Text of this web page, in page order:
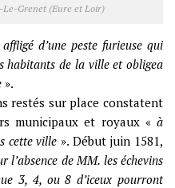
Grenet (Eure et Loir)
d’une peste furieuse qui
habitants de la ville et obligea
».
restés sur place constatent
municipaux et royaux « à
cette ville ». Début juin 1581,
l’absence de MM. les échevins
3, 4, ou 8 d’iceux pourront